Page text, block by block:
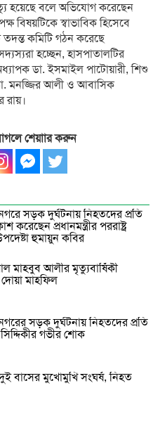
হয়েছে বলে অভিযোগ করেছেন
বিষয়টিকে স্বাভাবিক হিসেবে
কমিটি গঠন করেছে
হচ্ছেন, হাসপাতালটির
ডা. ইসমাইল পাটোয়ারী, শিশু
মনজ্জির আলী ও আবাসিক
রায়।
শেয়াার করুন
সড়ক দুর্ঘটনায় নিহতদের প্রতি
করেছেন প্রধানমন্ত্রীর পররাষ্ট্র
হুমায়ুন কবির
মাহবুব আলীর মৃত্যুবার্ষিকী
মাহফিল
সড়ক দুর্ঘটনায় নিহতদের প্রতি
গভীর শোক
বাসের মুখোমুখি সংঘর্ষ, নিহত